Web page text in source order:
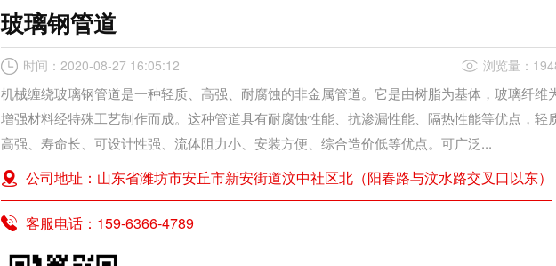
玻璃钢管道
时间：2020-08-27 16:05:12 浏览量：
机械缠绕玻璃钢管道是一种轻质、高强、耐腐蚀的非金属管道。它是由树脂为基体，玻璃纤维
增强材料经特殊工艺制作而成。这种管道具有耐腐蚀性能、抗渗漏性能、隔热性能等优点，轻
高强、寿命长、可设计性强、流体阻力小、安装方便、综合造价低等优点。可广泛...
公司地址：山东省潍坊市安丘市新安街道汶中社区北（阳春路与汶水路交叉口以东）
客服电话：159-6366-4789